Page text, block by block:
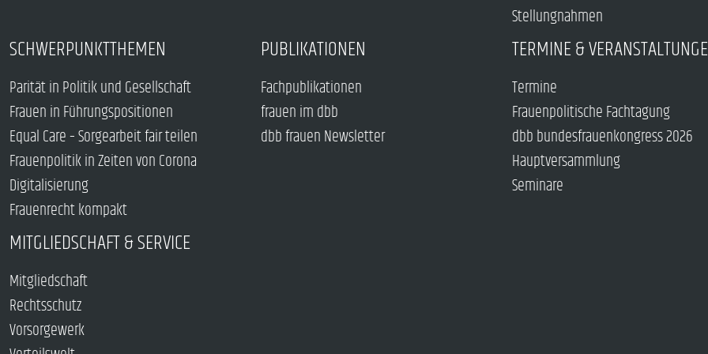
Stellungnahmen
SCHWERPUNKTTHEMEN
Parität in Politik und Gesellschaft
Frauen in Führungspositionen
Equal Care – Sorgearbeit fair teilen
Frauenpolitik in Zeiten von Corona
Digitalisierung
Frauenrecht kompakt
PUBLIKATIONEN
Fachpublikationen
frauen im dbb
dbb frauen Newsletter
TERMINE &
Termine
Frauenpolitische Fachtagung
dbb bundesfrauenkongress 2026
Hauptversammlung
Seminare
MITGLIEDSCHAFT & SERVICE
Mitgliedschaft
Rechtsschutz
Vorsorgewerk